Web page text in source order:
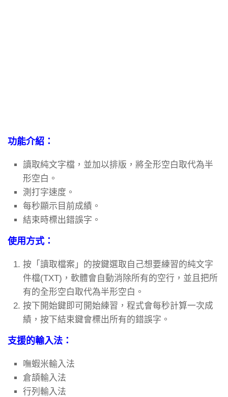
功能介紹：
讀取純文字檔，並加以排版，將全形空白取代為半
形空白。
測打字速度。
每秒顯示目前成績。
結束時標出錯誤字。
使用方式：
按「讀取檔案」的按鍵選取自己想要練習的純文字
件檔(TXT)，軟體會自動消除所有的空行，並且把所
有的全形空白取代為半形空白。
按下開始鍵即可開始練習，程式會每秒計算一次成
績，按下結束鍵會標出所有的錯誤字。
支援的輸入法：
嘸蝦米輸入法
倉頡輸入法
行列輸入法